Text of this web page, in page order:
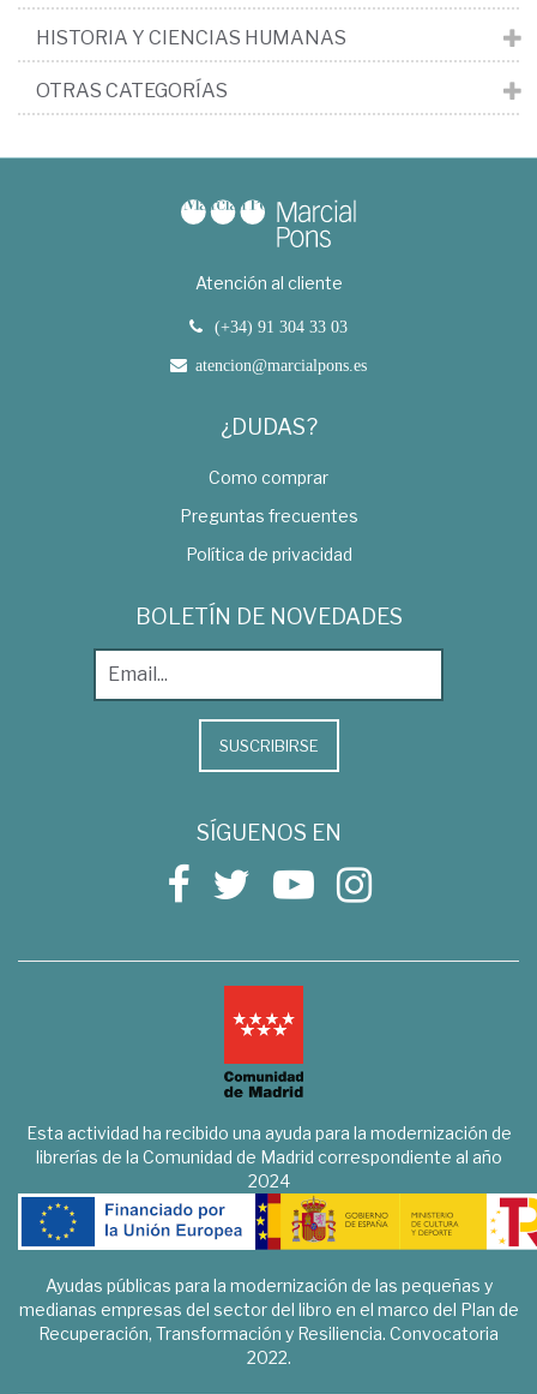
HISTORIA Y CIENCIAS HUMANAS
OTRAS CATEGORÍAS
Atención al cliente
(+34) 91 304 33 03
atencion@marcialpons.es
¿DUDAS?
Como comprar
Preguntas frecuentes
Política de privacidad
BOLETÍN DE NOVEDADES
SUSCRIBIRSE
SÍGUENOS EN
Esta actividad ha recibido una ayuda para la modernización de
librerías de la Comunidad de Madrid correspondiente al año
2024
Ayudas públicas para la modernización de las pequeñas y
medianas empresas del sector del libro en el marco del Plan de
Recuperación, Transformación y Resiliencia. Convocatoria
2022.